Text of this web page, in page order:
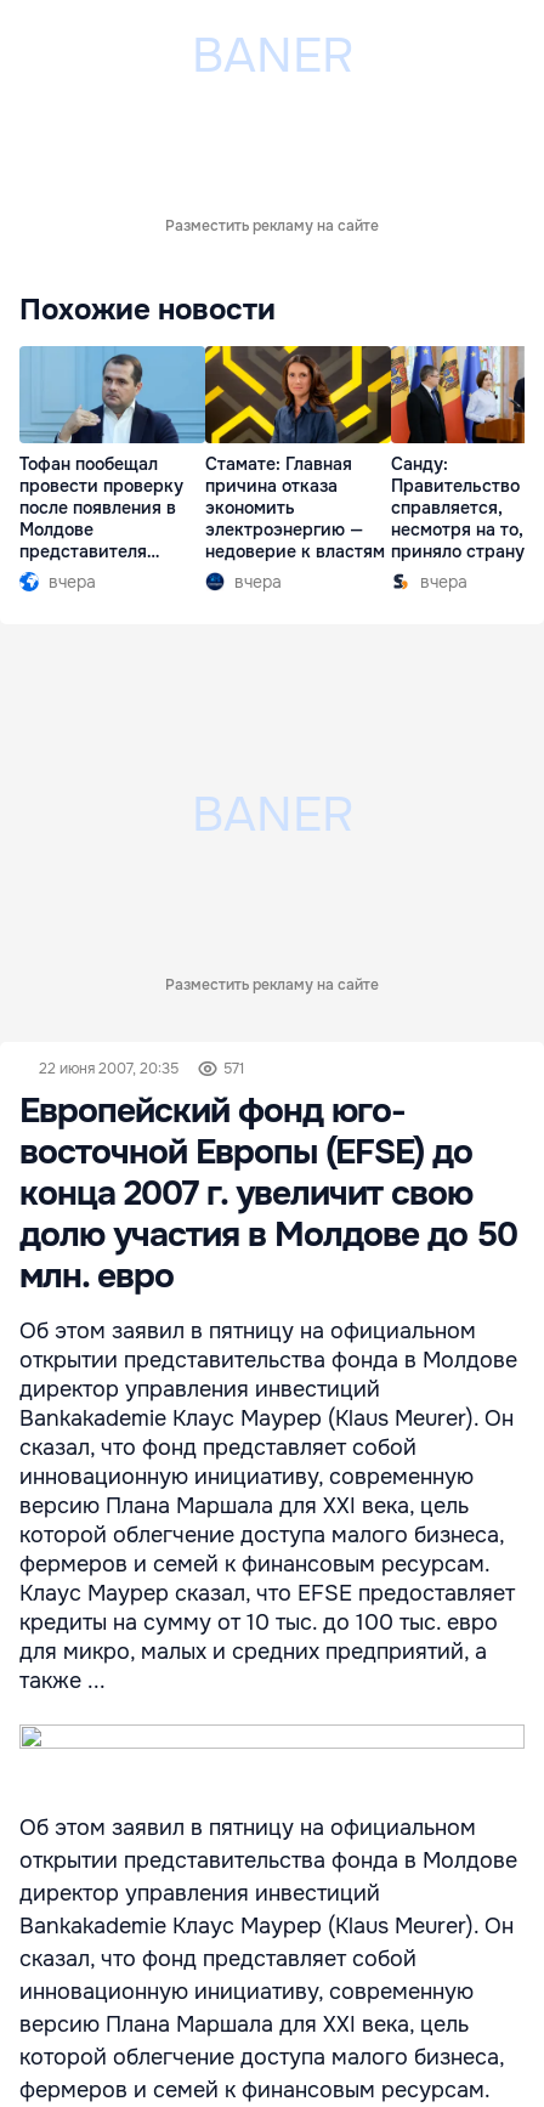
Разместить рекламу на сайте
Похожие новости
Тофан пообещал
провести проверку
после появления в
Молдове
представителя
Южной Осетии
вчера
Стамате: Главная
причина отказа
экономить
электроэнергию —
недоверие к властям
вчера
Санду:
Правительство
справляется,
несмотря на то,
приняло страну в
разгар кризиса
вчера
Разместить рекламу на сайте
22 июня 2007, 20:35 571
Европейский фонд юго-
восточной Европы (EFSE) до
конца 2007 г. увеличит свою
долю участия в Молдове до 50
млн. евро
Об этом заявил в пятницу на официальном
открытии представительства фонда в Молдове
директор управления инвестиций
Bankakademie Клаус Маурер (Klaus Meurer). Он
сказал, что фонд представляет собой
инновационную инициативу, современную
версию Плана Маршала для XXI века, цель
которой облегчение доступа малого бизнеса,
фермеров и семей к финансовым ресурсам.
Клаус Маурер сказал, что EFSE предоставляет
кредиты на сумму от 10 тыс. до 100 тыс. евро
для микро, малых и средних предприятий, а
также ...
Об этом заявил в пятницу на официальном
открытии представительства фонда в Молдове
директор управления инвестиций
Bankakademie Клаус Маурер (Klaus Meurer). Он
сказал, что фонд представляет собой
инновационную инициативу, современную
версию Плана Маршала для XXI века, цель
которой облегчение доступа малого бизнеса,
фермеров и семей к финансовым ресурсам.